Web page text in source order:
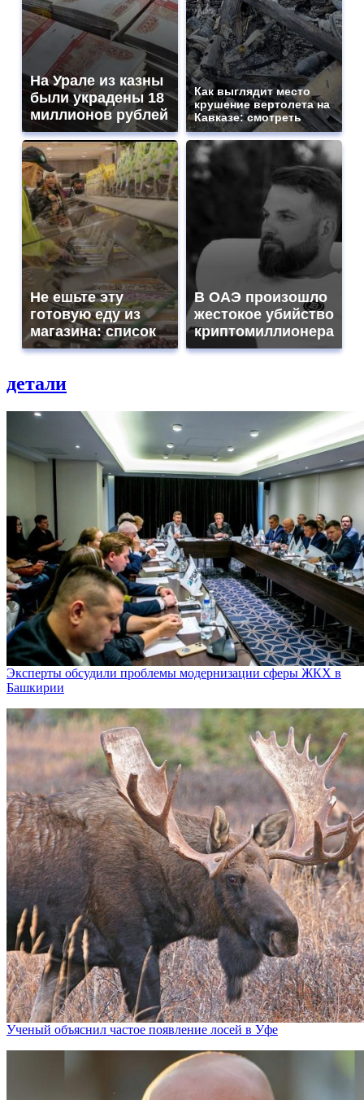
На Урале из казны
были украдены 18
миллионов рублей
Как выглядит место
крушение вертолета на
Кавказе: смотреть
Не ешьте эту
готовую еду из
магазина: список
В ОАЭ произошло
жестокое убийство
криптомиллионера
детали
Эксперты обсудили проблемы модернизации сферы ЖКХ в
Башкирии
Ученый объяснил частое появление лосей в Уфе